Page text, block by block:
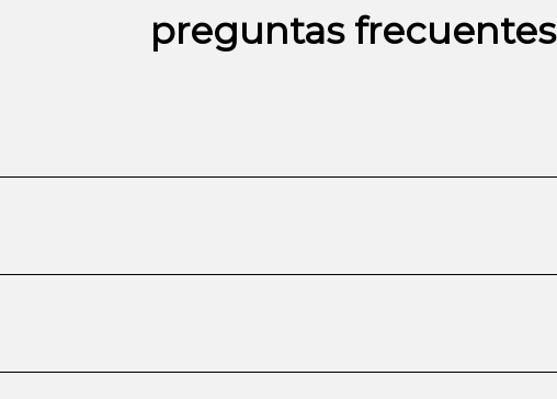
preguntas frecuentes